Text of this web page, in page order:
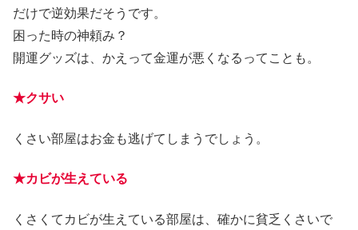
だけで逆効果だそうです。
困った時の神頼み？
開運グッズは、かえって金運が悪くなるってことも。
★クサい
くさい部屋はお金も逃げてしまうでしょう。
★カビが生えている
くさくてカビが生えている部屋は、確かに貧乏くさいで